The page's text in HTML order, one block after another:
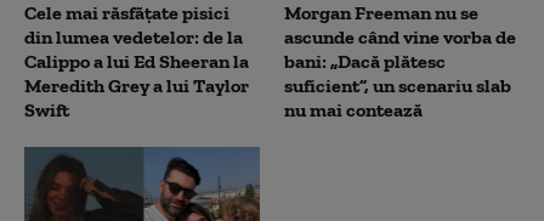
Cele mai răsfățate pisici
din lumea vedetelor: de la
Calippo a lui Ed Sheeran la
Meredith Grey a lui Taylor
Swift
Morgan Freeman nu se
ascunde când vine vorba de
bani: „Dacă plătesc
suficient”, un scenariu slab
nu mai contează